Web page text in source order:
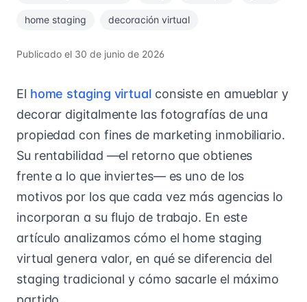
home staging decoración virtual
Publicado el 30 de junio de 2026
El home staging virtualconsiste en amueblar y
decorar digitalmente las fotografías de una
propiedad con fines de marketing inmobiliario.
Su rentabilidad —el retorno que obtienes
frente a lo que inviertes— es uno de los
motivos por los que cada vez más agencias lo
incorporan a su flujo de trabajo. En este
artículo analizamos cómo el home staging
virtual genera valor, en qué se diferencia del
staging tradicional y cómo sacarle el máximo